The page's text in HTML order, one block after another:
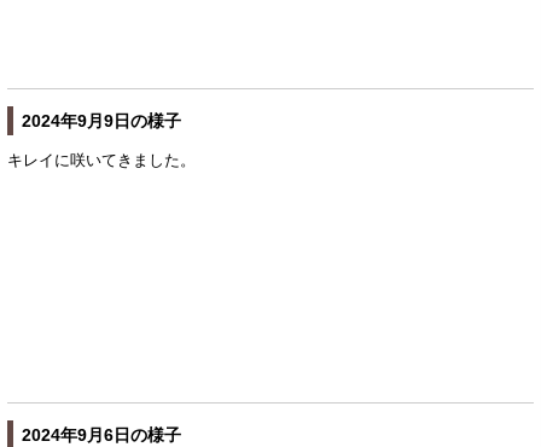
2024年9月9日の様子
キレイに咲いてきました。
2024年9月6日の様子